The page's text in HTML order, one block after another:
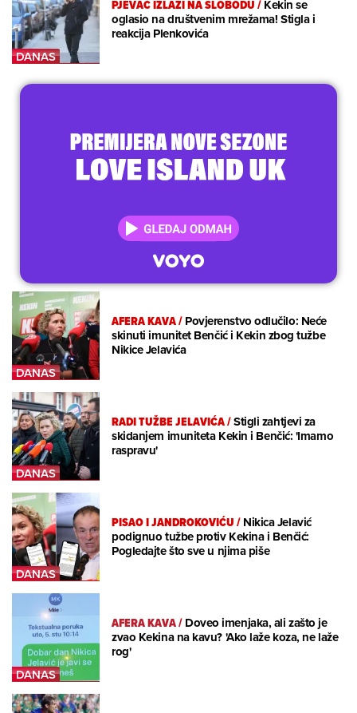
PJEVAČ IZLAZI NA SLOBODU/Kekin se
oglasio na društvenim mrežama! Stigla i
reakcija Plenkovića
AFERA KAVA/Povjerenstvo odlučilo: Neće
skinuti imunitet Benčić i Kekin zbog tužbe
Nikice Jelavića
RADI TUŽBE JELAVIĆA/Stigli zahtjevi za
skidanjem imuniteta Kekin i Benčić: 'Imamo
raspravu'
PISAO I JANDROKOVIĆU/Nikica Jelavić
podignuo tužbe protiv Kekina i Benčić:
Pogledajte što sve u njima piše
AFERA KAVA/Doveo imenjaka, ali zašto je
zvao Kekina na kavu? 'Ako laže koza, ne laže
rog'